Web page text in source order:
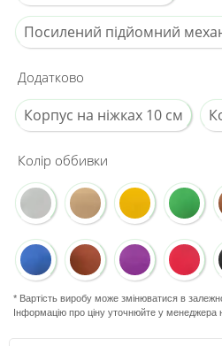
Посилений підйомний
Додатково
Корпус на ніжках 10 см
Колір оббивки
* Вартість виробу може змінюватися в
Інформацію про ціну уточнюйте у менеджера